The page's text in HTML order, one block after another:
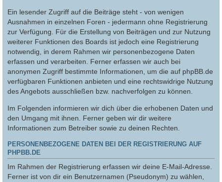
Ein lesender Zugriff auf die Beiträge steht - von wenigen
Ausnahmen in einzelnen Foren - jedermann ohne Registrierung
zur Verfügung. Für die Erstellung von Beiträgen und zur Nutzung
weiterer Funktionen des Boards ist jedoch eine Registrierung
notwendig, in derem Rahmen wir personenbezogene Daten
erfassen und verarbeiten. Ferner erfassen wir auch bei
anonymen Zugriff bestimmte Informationen, um die auf phpBB.de
verfügbaren Funktionen anbieten und eine rechtswidrige Nutzung
des Angebots ausschließen bzw. nachverfolgen zu können.
Im Folgenden informieren wir dich über die erhobenen Daten und
den Umgang mit ihnen. Ferner geben wir dir weitere
Informationen zum Betreiber sowie zu deinen Rechten.
PERSONENBEZOGENE DATEN BEI DER REGISTRIERUNG AUF
PHPBB.DE
Im Rahmen der Registrierung erfassen wir deine E-Mail-Adresse.
Ferner ist von dir ein Benutzernamen (Pseudonym) zu wählen,